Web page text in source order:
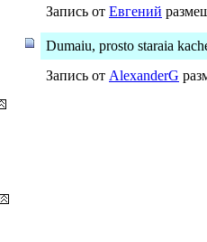
Запись от Евгений
Dumaiu, prosto staraia
Запись от AlexanderG